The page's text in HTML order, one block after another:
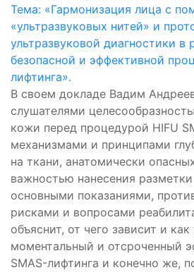
Тема: «Гармонизация лица с
«ультразвуковых нитей» и
ультразвуковой диагностики в
безопасной и эффективной
лифтинга».
В своем докладе Вадим
слушателями
кожи перед процедурой HIFU
механизмами и принципами
на ткани, анатомически
важностью нанесения
основными показаниями,
рисками и вопросами
объяснит, от чего зависит и как
моментальный и отсроченный
SMAS-лифтинга и конечно же,